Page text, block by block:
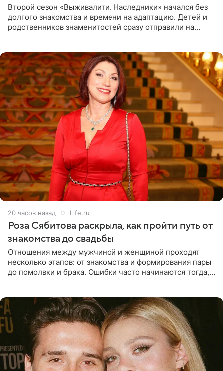
Второй сезон «Выживалити. Наследники» начался без
долгого знакомства и времени на адаптацию. Детей и
родственников знаменитостей сразу отправили на
20 часов назад Life.ru
Роза Сябитова раскрыла, как пройти путь от
знакомства до свадьбы
Отношения между мужчиной и женщиной проходят
несколько этапов: от знакомства и формирования пары
до помолвки и брака. Ошибки часто начинаются тогда,